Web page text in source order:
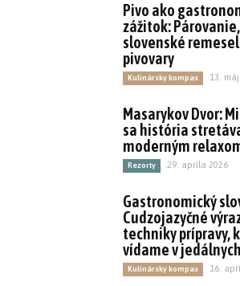
Pivo ako
zážitok:
slovenské
pivovary
Kulinársky kompas 13.
Masarykov Dvor:
sa história
moderným
Rezorty 29. apríla 2026
Gastronomický
Cudzojazyčné
techniky prípravy,
vídame v
Kulinársky kompas 16.